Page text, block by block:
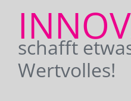
schafft
Wertvolles!